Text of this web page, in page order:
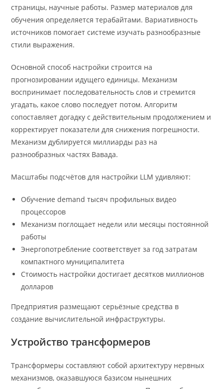
страницы, научные работы. Размер материалов для
обучения определяется терабайтами. Вариативность
источников помогает системе изучать разнообразные
стили выражения.
Основной способ настройки строится на
прогнозировании идущего единицы. Механизм
воспринимает последовательность слов и стремится
угадать, какое слово последует потом. Алгоритм
сопоставляет догадку с действительным продолжением и
корректирует показатели для снижения погрешности.
Механизм дублируется миллиарды раз на
разнообразных частях Вавада.
Масштабы подсчётов для настройки LLM удивляют:
Обучение demand тысяч профильных видео
процессоров
Механизм поглощает недели или месяцы постоянной
работы
Энергопотребление соответствует за год затратам
компактного муниципалитета
Стоимость настройки достигает десятков миллионов
долларов
Предприятия размещают серьёзные средства в
создание вычислительной инфраструктуры.
Устройство трансформеров
Трансформеры составляют собой архитектуру нервных
механизмов, оказавшуюся базисом нынешних